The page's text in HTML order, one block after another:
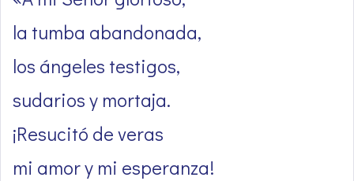
la tumba abandonada,
los ángeles testigos,
sudarios y mortaja.
¡Resucitó de veras
mi amor y mi esperanza!